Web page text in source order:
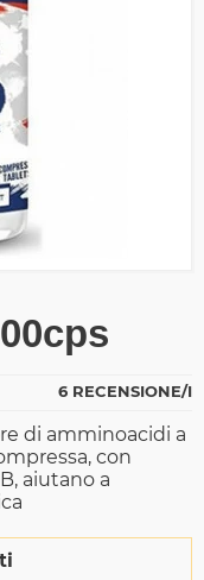
6 RECENSIONE/I
di amminoacidi a
con
aiutano a